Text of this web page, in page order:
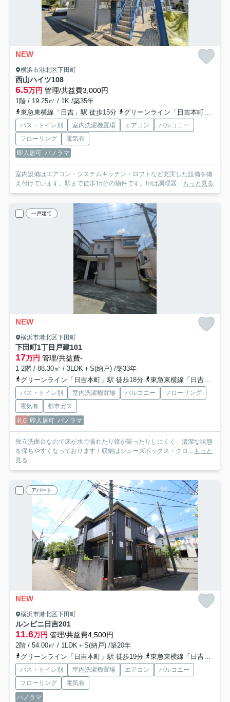
NEW
横浜市港北区下田町
西山ハイツ108
6.5万円 管理/共益費3,000円
1階 / 19.25㎡ / 1K /築35年
東急東横線「日吉」駅 徒歩15分
グリーンライン「日吉本町」駅 徒歩18分
バス・トイレ別 室内洗濯機置場 エアコン
バルコニー
フローリング
電気有
即入居可 パノラマ
室内設備はエアコン・システムキッチン・ロフトなど充実した設備を備
え付けています。駅まで徒歩15分の物件です。IHは調理器... もっと見る
一戸建て
NEW
横浜市港北区下田町
下田町1丁目戸建101
17万円 管理/共益費-
1-2階 / 88.30㎡ / 3LDK＋S(納戸) /築33年
グリーンライン「日吉本町」駅 徒歩18分
東急東横線「日吉」駅 徒歩20分
バス・トイレ別 室内洗濯機置場 バルコニー
フローリング
電気有
都市ガス
礼0 即入居可 パノラマ
独立洗面台なので床が水で濡れたり鏡が曇ったりしにくく、清潔な状態
を保ちやすくなっております！収納はシューズボックス・クロ... もっと
見る
アパート
NEW
横浜市港北区下田町
ルンビニ日吉201
11.6万円 管理/共益費4,500円
2階 / 54.00㎡ / 1LDK＋S(納戸) /築20年
グリーンライン「日吉本町」駅 徒歩19分
東急東横線「日吉」駅 徒歩18分
バス・トイレ別 室内洗濯機置場 エアコン
バルコニー
フローリング
電気有
パノラマ